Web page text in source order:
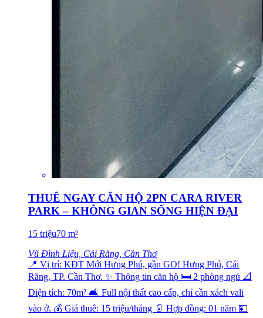
THUÊ NGAY CĂN HỘ 2PN CARA RIVER
PARK – KHÔNG GIAN SỐNG HIỆN ĐẠI
15 triệu70 m²
Vũ Đình Liệu, Cái Răng, Cần Thơ
📍 Vị trí: KĐT Mới Hưng Phú, gần GO! Hưng Phú, Cái
Răng, TP. Cần Thơ. ✨ Thông tin căn hộ 🛏️ 2 phòng ngủ 📐
Diện tích: 70m² 🛋️ Full nội thất cao cấp, chỉ cần xách vali
vào ở. 💰 Giá thuê: 15 triệu/tháng 📄 Hợp đồng: 01 năm 💴